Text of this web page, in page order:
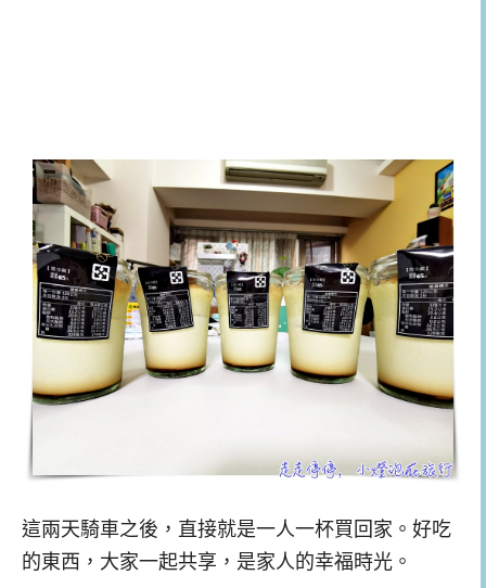
這兩天騎車之後，直接就是一人一杯買回家。好吃
的東西，大家一起共享，是家人的幸福時光。